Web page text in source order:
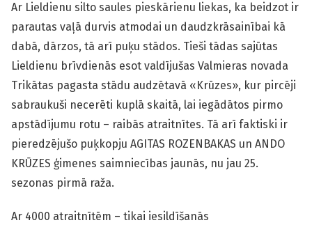
Ar Lieldienu silto saules pieskārienu liekas, ka beidzot ir
parautas vaļā durvis atmodai un daudzkrāsainībai kā
dabā, dārzos, tā arī puķu stādos. Tieši tādas sajūtas
Lieldienu brīvdienās esot valdījušas Valmieras novada
Trikātas pagasta stādu audzētavā «Krūzes», kur pircēji
sabraukuši necerēti kuplā skaitā, lai iegādātos pirmo
apstādījumu rotu – raibās atraitnītes. Tā arī faktiski ir
pieredzējušo puķkopju AGITAS ROZENBAKAS un ANDO
KRŪZES ģimenes saimniecības jaunās, nu jau 25.
sezonas pirmā raža.
Ar 4000 atraitnītēm – tikai iesildīšanās